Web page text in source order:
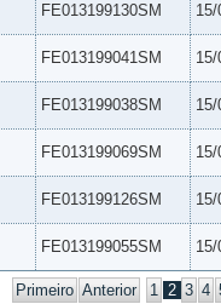
FE013199130SM 15/
FE013199041SM 15/
FE013199038SM 15/
FE013199069SM 15/
FE013199126SM 15/
FE013199055SM 15/
Primeiro Anterior 1 2 3 4